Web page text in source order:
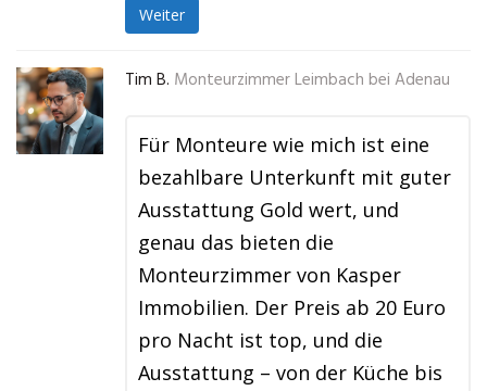
Weiter
Tim B. Monteurzimmer Leimbach bei Adenau
Für Monteure wie mich ist eine
bezahlbare Unterkunft mit guter
Ausstattung Gold wert, und
genau das bieten die
Monteurzimmer von Kasper
Immobilien. Der Preis ab 20 Euro
pro Nacht ist top, und die
Ausstattung – von der Küche bis